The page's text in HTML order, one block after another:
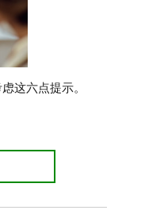
这六点提示。
标的提示 了解详情